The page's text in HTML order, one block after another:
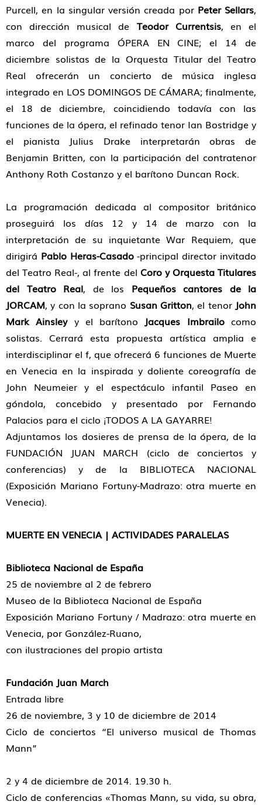
Purcell, en la singular versión creada por Peter Sellars,
con dirección musical de Teodor Currentsis, en el
marco del programa ÓPERA EN CINE; el 14 de
diciembre solistas de la Orquesta Titular del Teatro
Real ofrecerán un concierto de música inglesa
integrado en LOS DOMINGOS DE CÁMARA; finalmente,
el 18 de diciembre, coincidiendo todavía con las
funciones de la ópera, el refinado tenor Ian Bostridge y
el pianista Julius Drake interpretarán obras de
Benjamin Britten, con la participación del contratenor
Anthony Roth Costanzo y el barítono Duncan Rock.
La programación dedicada al compositor británico
proseguirá los días 12 y 14 de marzo con la
interpretación de su inquietante War Requiem, que
dirigirá Pablo Heras-Casado-principal director invitado
del Teatro Real-, al frente del Coro y Orquesta Titulares
del Teatro Real, de los Pequeños cantores de la
JORCAM, y con la soprano Susan Gritton, el tenor John
Mark Ainsleyy el barítono Jacques Imbrailocomo
solistas. Cerrará esta propuesta artística amplia e
interdisciplinar el f, que ofrecerá 6 funciones de Muerte
en Venecia en la inspirada y doliente coreografía de
John Neumeier y el espectáculo infantil Paseo en
góndola, concebido y presentado por Fernando
Palacios para el ciclo ¡TODOS A LA GAYARRE!
Adjuntamos los dosieres de prensa de la ópera, de la
FUNDACIÓN JUAN MARCH (ciclo de conciertos y
conferencias) y de la BIBLIOTECA NACIONAL
(Exposición Mariano Fortuny-Madrazo: otra muerte en
Venecia).
MUERTE EN VENECIA | ACTIVIDADES PARALELAS
Biblioteca Nacional de España
25 de noviembre al 2 de febrero
Museo de la Biblioteca Nacional de España
Exposición Mariano Fortuny / Madrazo: otra muerte en
Venecia, por González-Ruano,
con ilustraciones del propio artista
Fundación Juan March
Entrada libre
26 de noviembre, 3 y 10 de diciembre de 2014
Ciclo de conciertos “El universo musical de Thomas
Mann”
2 y 4 de diciembre de 2014. 19.30 h.
Ciclo de conferencias «Thomas Mann, su vida, su obra,